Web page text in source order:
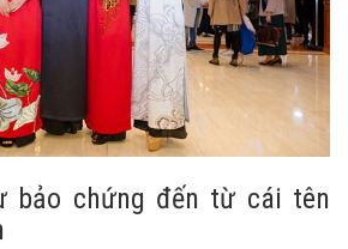
bảo chứng đến từ cái tên